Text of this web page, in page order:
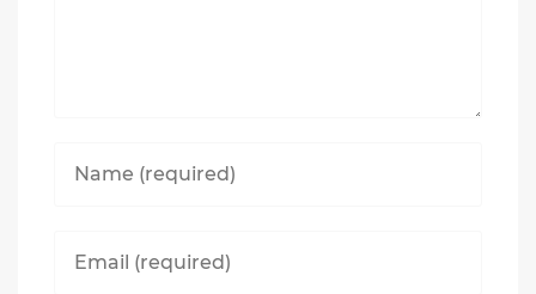
your
username
your